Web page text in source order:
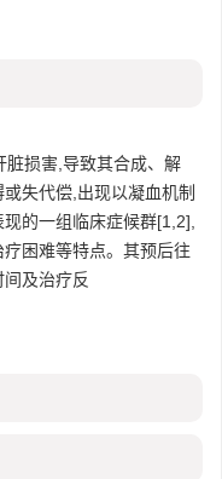
脏损害,导致其合成、解
失代偿,出现以凝血机制
的一组临床症候群[1,2],
困难等特点。其预后往
及治疗反